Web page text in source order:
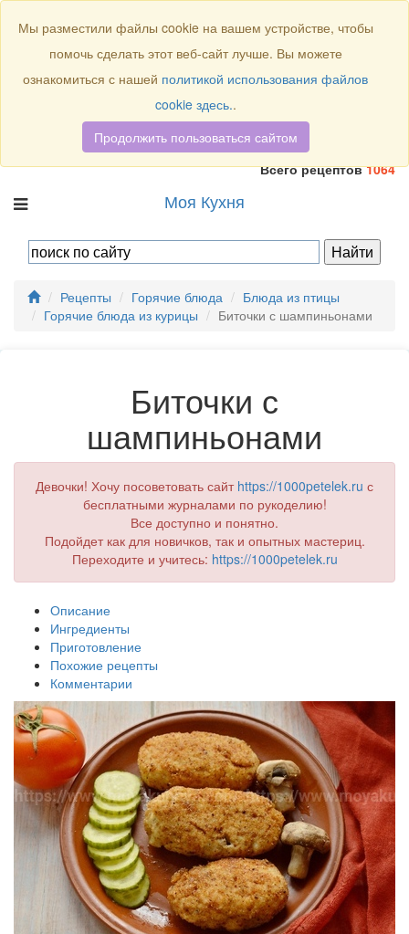
Всего рецептов1064
Моя Кухня
Рецепты Горячие блюда
Блюда из птицы
Горячие блюда из курицы
Биточки с шампиньонами
Биточки с
шампиньонами
Девочки! Хочу посоветовать сайт https://1000petelek.ru с
бесплатными журналами по рукоделию!
Все доступно и понятно.
Подойдет как для новичков, так и опытных мастериц.
Переходите и учитесь: https://1000petelek.ru
Описание
Ингредиенты
Приготовление
Похожие рецепты
Комментарии
Мы разместили файлы cookie на вашем устройстве, чтобы
помочь сделать этот веб-сайт лучше. Вы можете
ознакомиться с нашей политикой использования файлов
cookie здесь..
Продолжить пользоваться сайтом